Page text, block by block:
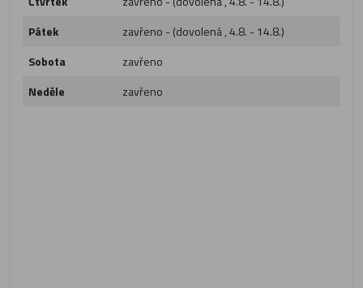
Pátek
zavřeno - (dovolená , 4.8. - 14.8.)
Sobota
zavřeno
Neděle
zavřeno